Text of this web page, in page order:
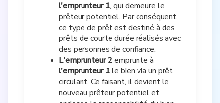
l'emprunteur 1, qui demeure le
prêteur potentiel. Par conséquent,
ce type de prêt est destiné à des
prêts de courte durée réalisés avec
des personnes de confiance.
L'emprunteur 2emprunte à
l'emprunteur 1 le bien via un prêt
circulant. Ce faisant, il devient le
nouveau prêteur potentiel et